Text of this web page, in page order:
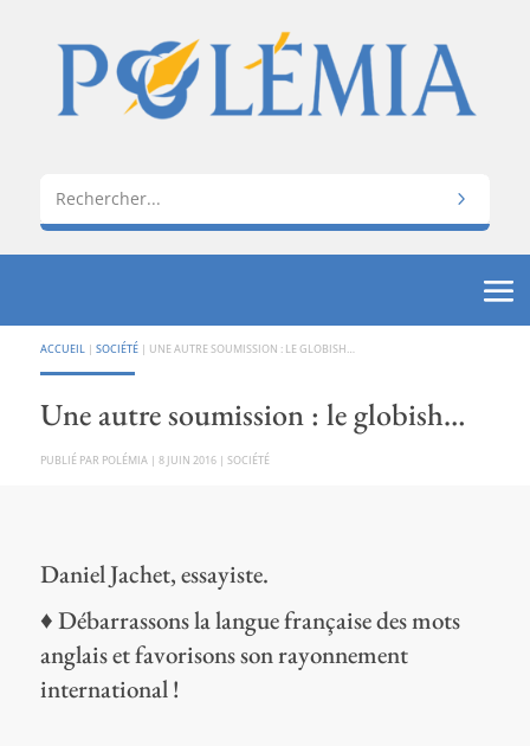
ACCUEIL | SOCIÉTÉ| UNE AUTRE SOUMISSION : LE GLOBISH…
Une autre soumission : le globish…
PAR POLÉMIA | 8 JUIN 2016| SOCIÉTÉ
Daniel Jachet, essayiste.
♦ Débarrassons la langue française des mots
anglais et favorisons son rayonnement
international !